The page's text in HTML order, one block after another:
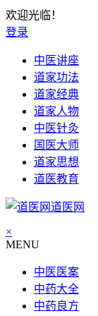
欢迎光临！
登录
中医讲座
道家功法
道家经典
道家人物
中医针灸
国医大师
道家思想
道医教育
道医网
×
MENU
中医医案
中药大全
中药良方